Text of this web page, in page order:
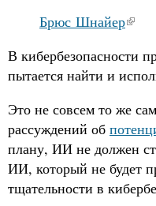
Брюс Шнайер
В кибербезопасности
пытается найти и
Это не совсем то же
рассуждений об
плану, ИИ не должен
ИИ, который не будет
тщательности в